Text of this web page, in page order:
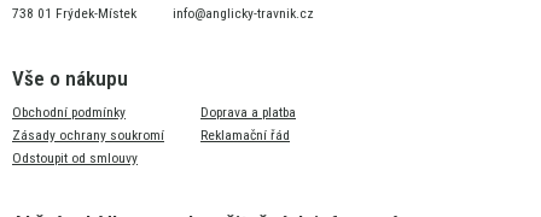
738 01 Frýdek-Místek
info@anglicky-travnik.cz
Vše o nákupu
Obchodní podmínky
Zásady ochrany soukromí
Odstoupit od smlouvy
Doprava a platba
Reklamační řád